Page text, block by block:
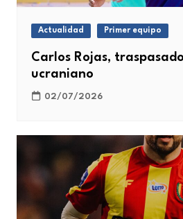
Actualidad Primer equipo
Carlos Rojas,
ucraniano
02/07/2026